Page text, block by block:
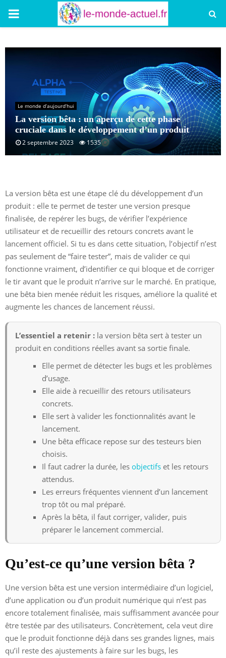
PRIMARY
Le monde d’aujourd’hui
La version bêta : un aperçu de cette phase
cruciale dans le développement d’un produit
2 septembre 2023 1535
La version bêta est une étape clé du développement d’un
produit : elle te permet de tester une version presque
finalisée, de repérer les bugs, de vérifier l’expérience
utilisateur et de recueillir des retours concrets avant le
lancement officiel. Si tu es dans cette situation, l’objectif n’est
pas seulement de “faire tester”, mais de valider ce qui
fonctionne vraiment, d’identifier ce qui bloque et de corriger
le tir avant que le produit n’arrive sur le marché. En pratique,
une bêta bien menée réduit les risques, améliore la qualité et
augmente les chances de lancement réussi.
L’essentiel a retenir : la version bêta sert à tester un
produit en conditions réelles avant sa sortie finale.
Elle permet de détecter les bugs et les problèmes
d’usage.
Elle aide à recueillir des retours utilisateurs
concrets.
Elle sert à valider les fonctionnalités avant le
lancement.
Une bêta efficace repose sur des testeurs bien
choisis.
Il faut cadrer la durée, les objectifs et les retours
attendus.
Les erreurs fréquentes viennent d’un lancement
trop tôt ou mal préparé.
Après la bêta, il faut corriger, valider, puis
préparer le lancement commercial.
Qu’est-ce qu’une version bêta ?
Une version bêta est une version intermédiaire d’un logiciel,
d’une application ou d’un produit numérique qui n’est pas
encore totalement finalisée, mais suffisamment avancée pour
être testée par des utilisateurs. Concrètement, cela veut dire
que le produit fonctionne déjà dans ses grandes lignes, mais
qu’il reste des ajustements à faire sur les bugs, les